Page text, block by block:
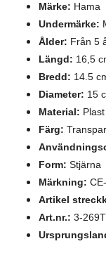
Märke: Hama
Undermärke:
Ålder: Från 5
Längd: 16,5
Bredd: 14.5
Diameter: 15
Material: Plast
Färg:
Form: Stjärna
Märkning:
Artikel
Art.nr.: 3-